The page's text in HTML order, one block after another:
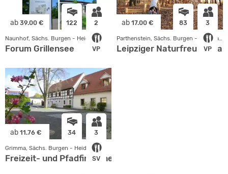
ab 39.00 € 122 2
VP
Naunhof, Sächs. Burgen - Heideland
Forum Grillensee
ab 17.00 € 83 3
VP
Parthenstein, Sächs. Burgen - Heideland
Leipziger
ab 11.76 € 34 3
SV
Grimma, Sächs. Burgen - Heideland
Freizeit- und Pfadfinderheim Höfgen - VCP Land